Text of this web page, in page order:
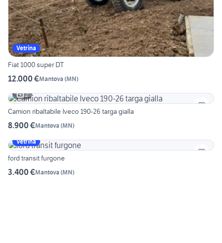
Vetrina
Fiat 1000 super DT
12.000 €Mantova (MN)
2
Camion ribaltabile Iveco 190-26 targa gialla
8.900 €Mantova (MN)
Vetrina
ford transit furgone
3.400 €Mantova (MN)